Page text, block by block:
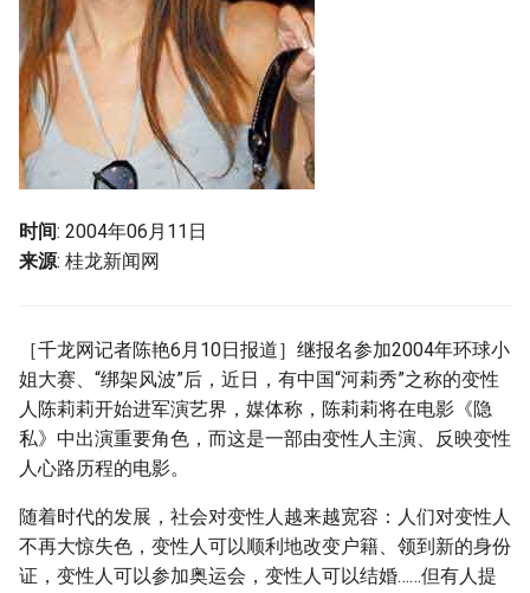
s
e
a
r
h
时间: 2004年06月11日
来源: 桂龙新闻网
［千龙网记者陈艳6月10日报道］继报名参加2004年环球小
姐大赛、“绑架风波”后，近日，有中国“河莉秀”之称的变性
人陈莉莉开始进军演艺界，媒体称，陈莉莉将在电影《隐
私》中出演重要角色，而这是一部由变性人主演、反映变性
人心路历程的电影。
随着时代的发展，社会对变性人越来越宽容：人们对变性人
不再大惊失色，变性人可以顺利地改变户籍、领到新的身份
证，变性人可以参加奥运会，变性人可以结婚……但有人提